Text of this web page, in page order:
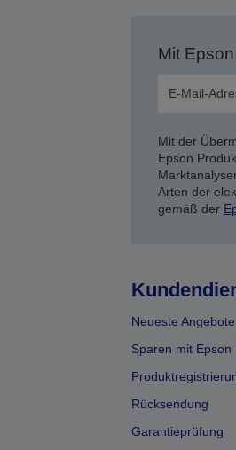
Mit
Mit der
Epson
Arten der
gemäß der
Neueste Angebote
Sparen mit Epson
Rücksendung
Garantieprüfung